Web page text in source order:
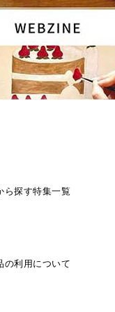
ら探す特集一覧
の利用について